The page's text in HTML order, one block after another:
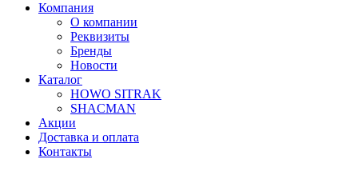
Компания
О компании
Реквизиты
Бренды
Новости
Каталог
HOWO SITRAK
SHACMAN
Акции
Доставка и оплата
Контакты